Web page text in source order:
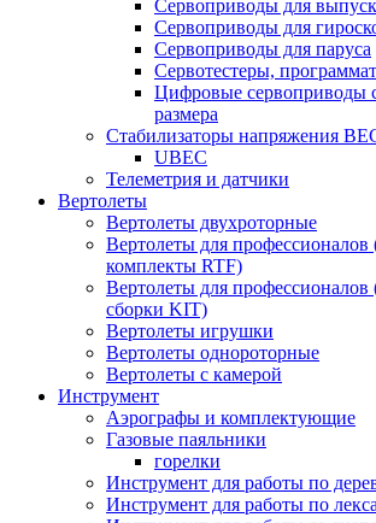
Сервоприводы для
Сервоприводы для
Сервоприводы для паруса
Сервотестеры,
Цифровые сервоприводы
размера
Стабилизаторы напряжения
UBEC
Телеметрия и датчики
Вертолеты
Вертолеты двухроторные
Вертолеты для профессионалов
комплекты RTF)
Вертолеты для профессионалов
сборки KIT)
Вертолеты игрушки
Вертолеты однороторные
Вертолеты с камерой
Инструмент
Аэрографы и комплектующие
Газовые паяльники
горелки
Инструмент для работы по
Инструмент для работы по